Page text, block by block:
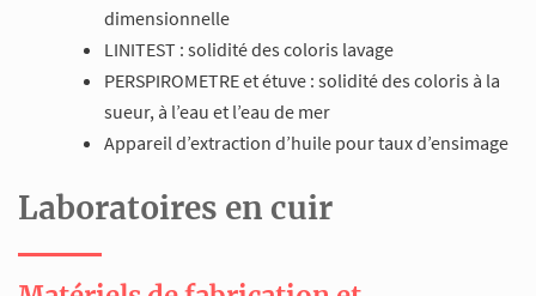
dimensionnelle
LINITEST : solidité des coloris lavage
PERSPIROMETRE et étuve : solidité des coloris à la
sueur, à l’eau et l’eau de mer
Appareil d’extraction d’huile pour taux d’ensimage
Laboratoires en cuir